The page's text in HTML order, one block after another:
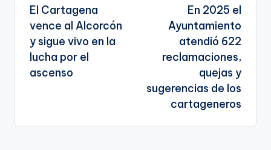
te
de
entradas
El Cartagena
vence al Alcorcón
y sigue vivo en la
lucha por el
ascenso
En 2025 el
Ayuntamiento
atendió 622
reclamaciones,
quejas y
sugerencias de los
cartageneros